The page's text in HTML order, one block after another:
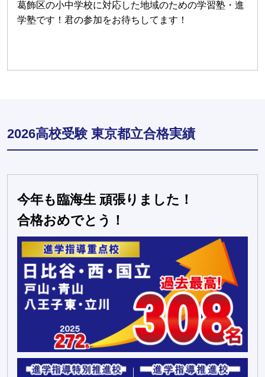
葛飾区の小中学校に対応した地域のための学習塾・進
学塾です！君の参加をお待ちしてます！
2026高校受験 東京都立合格実績
今年も臨海生 頑張りました！
合格おめでとう！